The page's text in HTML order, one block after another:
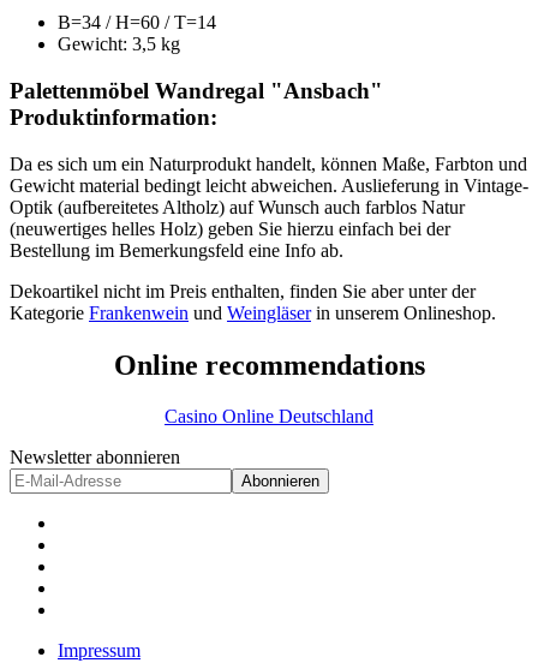
B=34 / H=60 / T=14
Gewicht: 3,5 kg
Palettenmöbel Wandregal "Ansbach"
Produktinformation:
Da es sich um ein Naturprodukt handelt, können Maße, Farbton und
Gewicht material bedingt leicht abweichen. Auslieferung in Vintage-
Optik (aufbereitetes Altholz) auf Wunsch auch farblos Natur
(neuwertiges helles Holz) geben Sie hierzu einfach bei der
Bestellung im Bemerkungsfeld eine Info ab.
Dekoartikel nicht im Preis enthalten, finden Sie aber unter der
Kategorie Frankenwein und Weingläserin unserem Onlineshop.
Online recommendations
Casino Online Deutschland
Newsletter abonnieren
Abonnieren
Impressum